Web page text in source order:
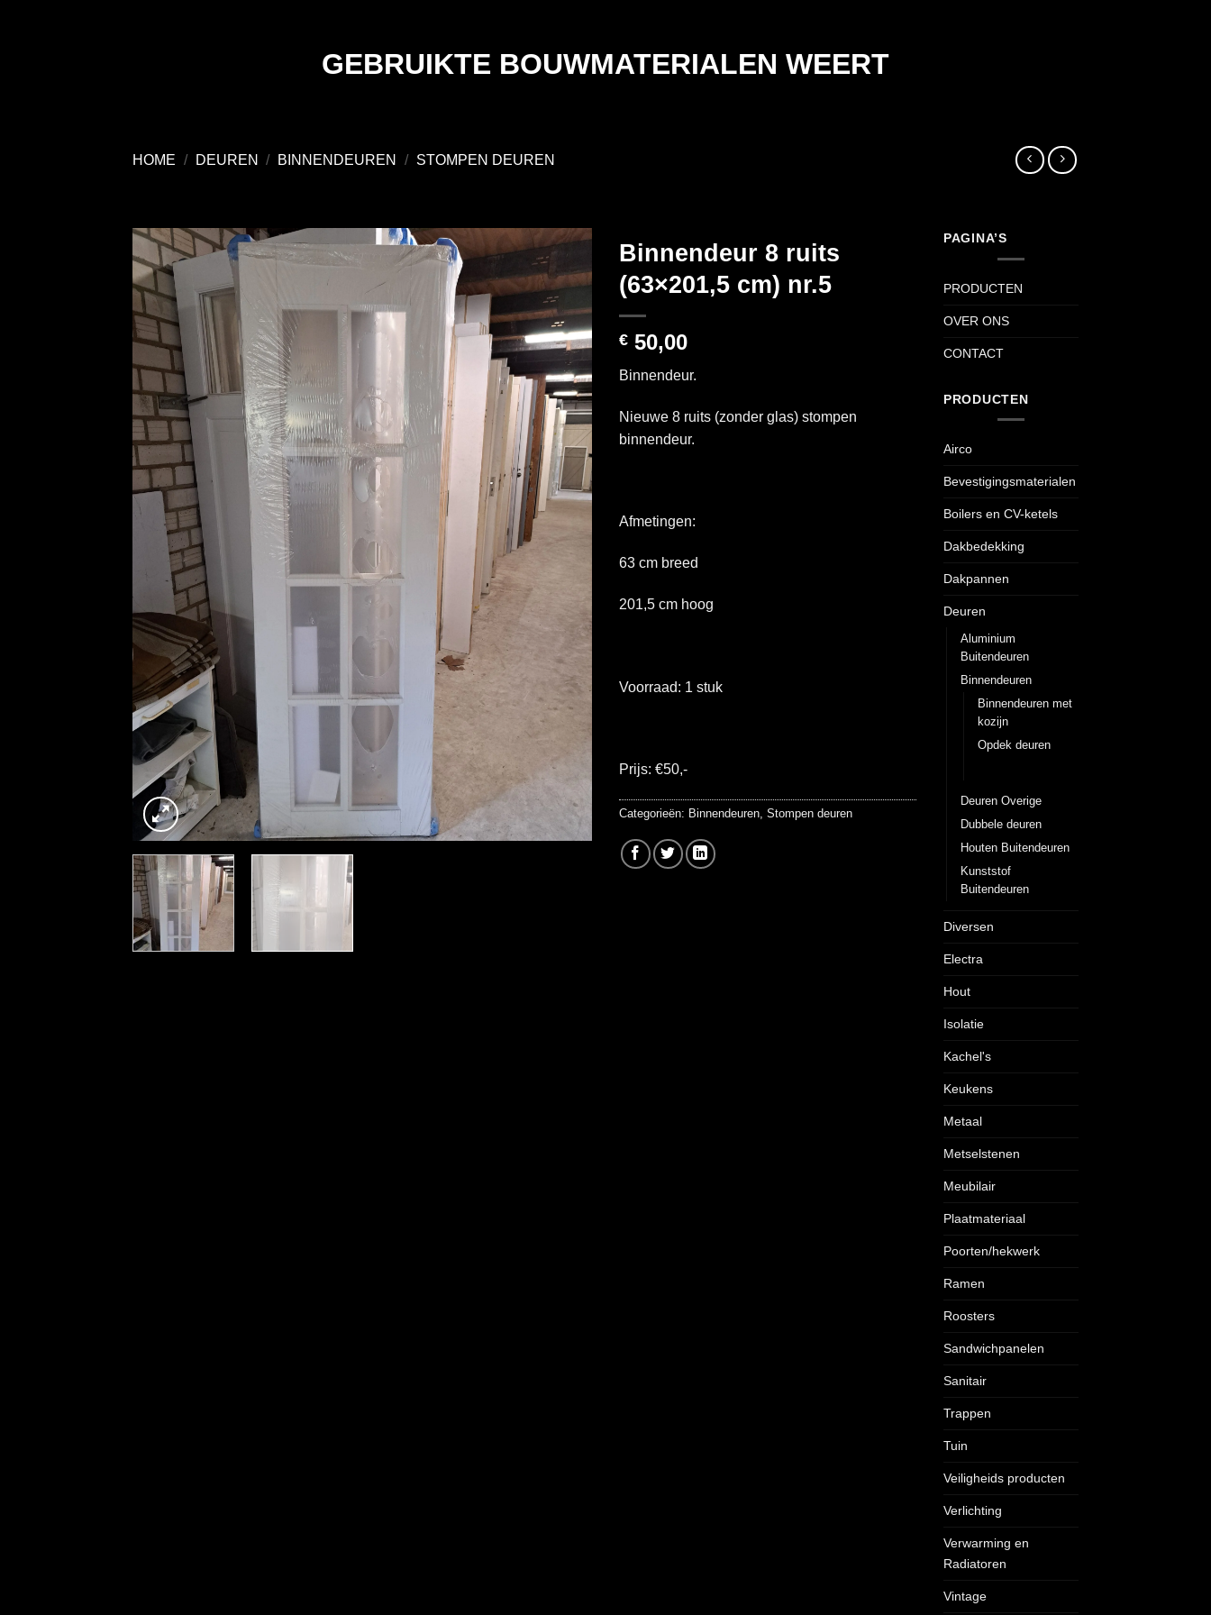
GEBRUIKTE BOUWMATERIALEN WEERT
HOME / DEUREN / BINNENDEUREN / STOMPEN DEUREN
Binnendeur 8 ruits
(63×201,5 cm) nr.5
€ 50,00
Binnendeur.
Nieuwe 8 ruits (zonder glas) stompen
binnendeur.
Afmetingen:
63 cm breed
201,5 cm hoog
Voorraad: 1 stuk
Prijs: €50,-
Categorieën: Binnendeuren, Stompen deuren
PAGINA’S
PRODUCTEN
OVER ONS
CONTACT
PRODUCTEN
Airco
Bevestigingsmaterialen
Boilers en CV-ketels
Dakbedekking
Dakpannen
Deuren
Aluminium
Buitendeuren
Binnendeuren
Binnendeuren met
kozijn
Opdek deuren
Deuren Overige
Dubbele deuren
Houten Buitendeuren
Kunststof
Buitendeuren
Diversen
Electra
Hout
Isolatie
Kachel's
Keukens
Metaal
Metselstenen
Meubilair
Plaatmateriaal
Poorten/hekwerk
Ramen
Roosters
Sandwichpanelen
Sanitair
Trappen
Tuin
Veiligheids producten
Verlichting
Verwarming en
Radiatoren
Vintage